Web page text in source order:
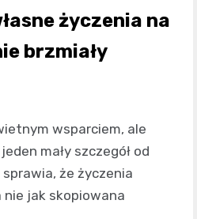
życzenia na
brzmiały
wsparciem, ale
mały szczegół od
sprawia, że życzenia
nie jak skopiowana